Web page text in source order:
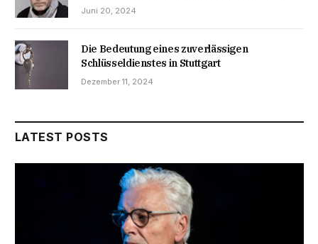
Juni 20, 2024
Die Bedeutung eines zuverlässigen
Schlüsseldienstes in Stuttgart
Dezember 11, 2024
LATEST POSTS